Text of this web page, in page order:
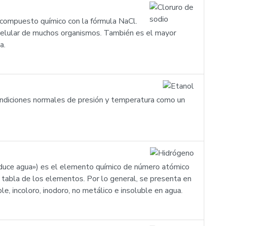
químico con la fórmula NaCl.
de muchos organismos. También es el mayor
normales de presión y temperatura como un
agua») es el elemento químico de número atómico
de los elementos. Por lo general, se presenta en
incoloro, inodoro, no metálico e insoluble en agua.